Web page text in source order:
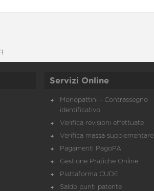
Servizi Online
Monopattini - Contrassegno
identificativo
Verifica revisioni effettuate
Verifica massa supplementare
Pagamenti PagoPA
Gestione Pratiche Online
Piattaforma CUDE
Saldo punti patente